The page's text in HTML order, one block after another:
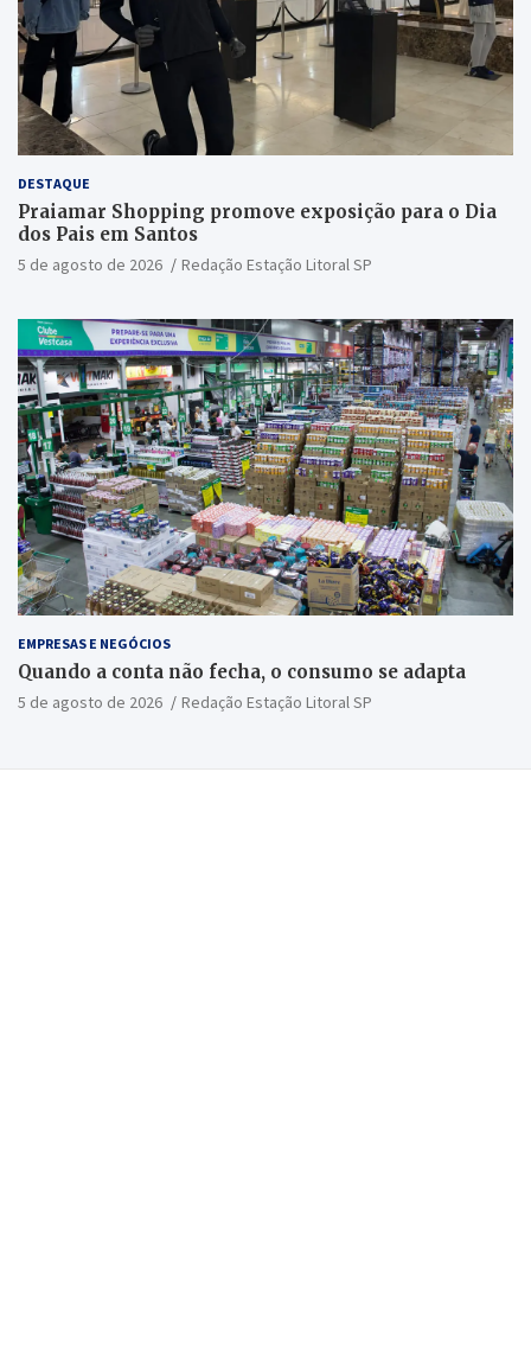
DESTAQUE
Praiamar Shopping promove exposição para o Dia
dos Pais em Santos
5 de agosto de 2026 Redação Estação Litoral SP
EMPRESAS E NEGÓCIOS
Quando a conta não fecha, o consumo se adapta
5 de agosto de 2026 Redação Estação Litoral SP